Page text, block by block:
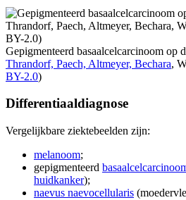
Gepigmenteerd basaalcelcarcinoom op
Thrandorf, Paech, Altmeyer, Bechara,
BY-2.0)
Differentiaaldiagnose
Vergelijkbare ziektebeelden zijn:
melanoom;
gepigmenteerd
huidkanker);
naevus naevocellularis